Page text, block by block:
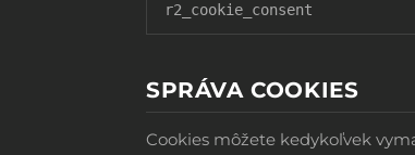
r2_cookie_consent
SPRÁVA COOKIES
Cookies môžete kedykoľvek